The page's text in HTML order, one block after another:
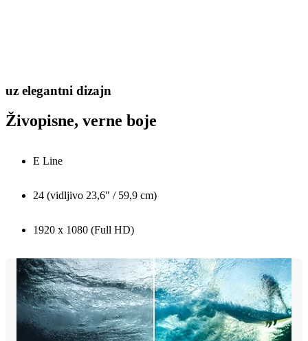
uz elegantni dizajn
Živopisne, verne boje
E Line
24 (vidljivo 23,6" / 59,9 cm)
1920 x 1080 (Full HD)